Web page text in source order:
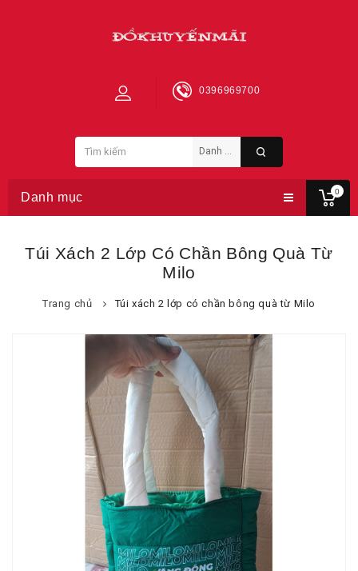
0
0396969700
Danh mục
Túi Xách 2 Lớp Có Chần Bông Quà Từ
Milo
Trang chủ Túi xách 2 lớp có chần bông quà từ Milo